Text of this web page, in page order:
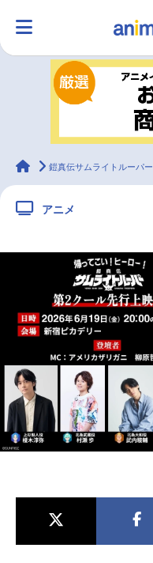
ランキング
ラジオ
配信・Vtuber
最新記事一覧
アニメ映画一覧
今期アニメ曜日別一覧
春アニメ
男性声優/女性声優一覧
animateTimes
鎧真伝サムライトルーパー
アニメ